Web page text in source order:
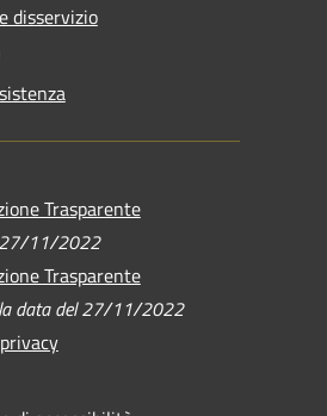
disservizio
Trasparente
27/11/2022
Trasparente
data del 27/11/2022